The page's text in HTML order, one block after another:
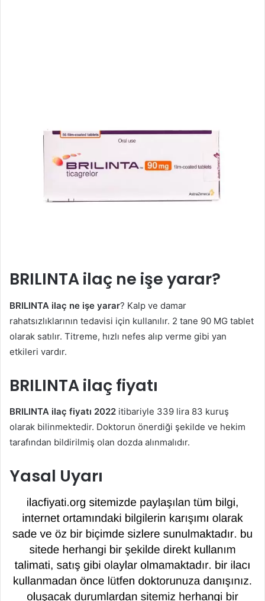
BRILINTA ilaç ne işe yarar?
BRILINTA ilaç ne işe yarar? Kalp ve damar
rahatsızlıklarının tedavisi için kullanılır. 2 tane 90 MG tablet
olarak satılır. Titreme, hızlı nefes alıp verme gibi yan
etkileri vardır.
BRILINTA ilaç fiyatı
BRILINTA ilaç fiyatı 2022 itibariyle 339 lira 83 kuruş
olarak bilinmektedir. Doktorun önerdiği şekilde ve hekim
tarafından bildirilmiş olan dozda alınmalıdır.
Yasal Uyarı